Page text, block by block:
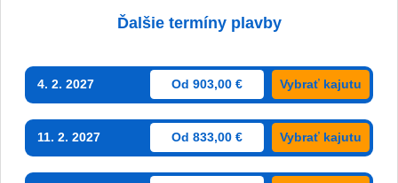
Ďalšie termíny plavby
4. 2. 2027 Od 903,00 € Vybrať kajutu
11. 2. 2027 Od 833,00 € Vybrať kajutu